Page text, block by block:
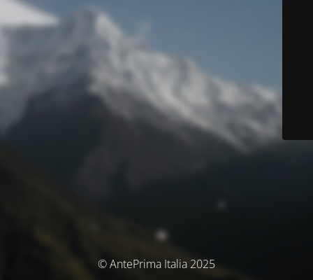
© AntePrima Italia 2025